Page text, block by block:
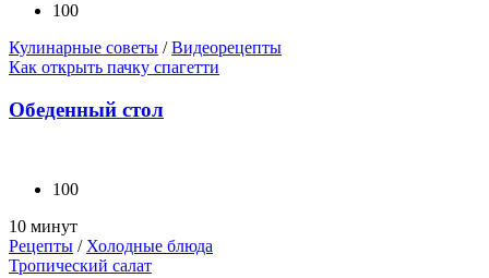
100
Кулинарные советы /Видеорецепты
Как открыть пачку спагетти
Обеденный стол
100
10 минут
Рецепты / Холодные блюда
Тропический салат